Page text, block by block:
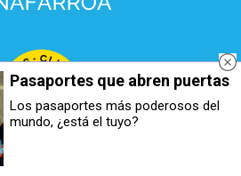
Pasaportes que abren puertas
Los pasaportes más poderosos del
mundo, ¿está el tuyo?